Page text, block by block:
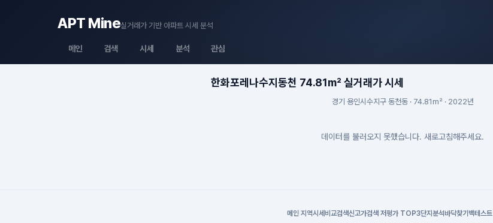
APT Mine실거래가 기반 아파트 시세 분석
메인 검색 시세 분석 관심
한화포레나수지동천 74.81m² 실거래가 시세
경기 용인시수지구 동천동 · 74.81m² · 2022년
데이터를 불러오지 못했습니다. 새로고침해주세요.
메인 지역시세 비교검색신고가검색 저평가 TOP3단지분석 바닥찾기 백테스트